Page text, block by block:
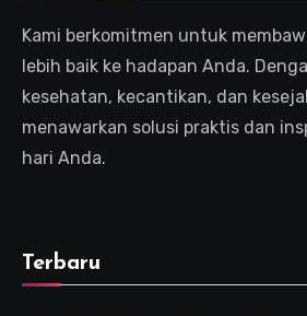
Kami berkomitmen untuk
lebih baik ke hadapan Anda.
kesehatan, kecantikan, dan
menawarkan solusi praktis dan
hari Anda.
Terbaru